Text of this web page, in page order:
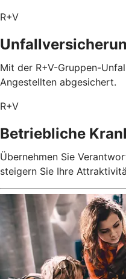
R+V
Mit der R+V-Gruppen-
Angestellten abgesichert.
R+V
Betriebliche
Übernehmen Sie
steigern Sie Ihre